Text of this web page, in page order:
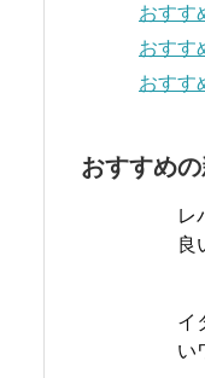
おすす
おすす
おすす
おすすめ
レ
良
イ
い